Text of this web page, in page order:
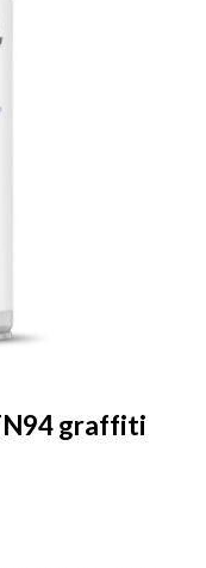
graffiti